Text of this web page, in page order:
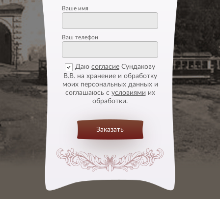
Ваше имя
Ваш телефон
Даю согласие Сундакову
В.В. на хранение и обработку
моих персональных данных и
соглашаюсь с условиями их
обработки.
Заказать